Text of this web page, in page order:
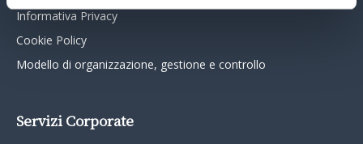
Informativa Privacy
Cookie Policy
Modello di organizzazione, gestione e controllo
Servizi Corporate